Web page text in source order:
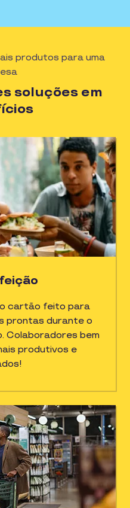
produtos para uma
soluções em
o cartão feito para
prontas durante o
Colaboradores bem
produtivos e